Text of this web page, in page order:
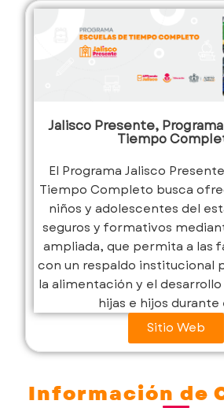
Jalisco Presente,
Tiempo
El Programa Jalisco
Tiempo Completo busca
niños y adolescentes del
seguros y formativos
ampliada, que permita a las
con un respaldo institucional
la alimentación y el
hijas e hijos durante
Sitio Web
Información de